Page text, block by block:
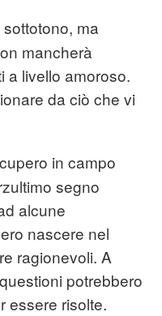
ma
mancherà
a livello amoroso.
da ciò che vi
in campo
segno
alcune
nascere nel
ragionevoli. A
potrebbero
essere risolte.